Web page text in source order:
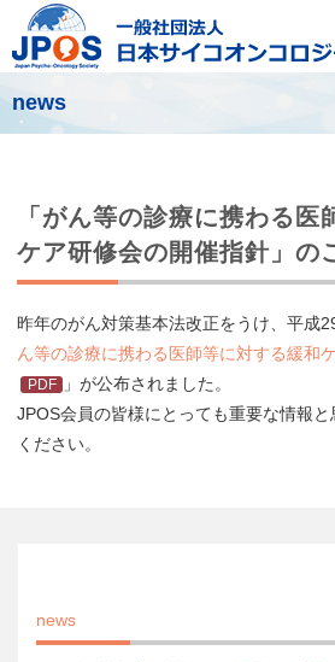
news
「がん等の診療に携わる医
ケア研修会の開催指針」の
昨年のがん対策基本法改正をうけ、平成
ん等の診療に携わる医師等に対する緩和
」が公布されました。
JPOS会員の皆様にとっても重要な情報
ください。
news